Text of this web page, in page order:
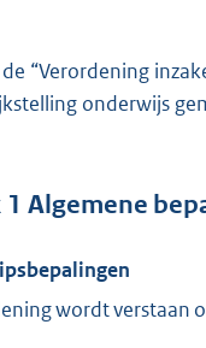
“Verordening
onderwijs
Algemene
wordt verstaan